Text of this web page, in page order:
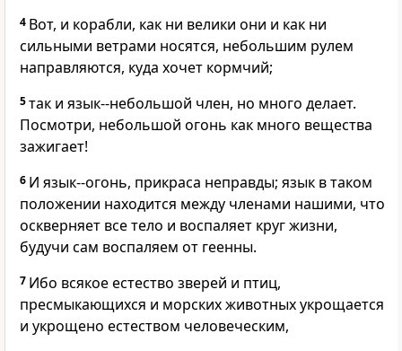
4 Вот, и корабли, как ни велики они и как ни
сильными ветрами носятся, небольшим рулем
направляются, куда хочет кормчий;
5так и язык--небольшой член, но много делает.
Посмотри, небольшой огонь как много вещества
зажигает!
6 И язык--огонь, прикраса неправды; язык в таком
положении находится между членами нашими, что
оскверняет все тело и воспаляет круг жизни,
будучи сам воспаляем от геенны.
7 Ибо всякое естество зверей и птиц,
пресмыкающихся и морских животных укрощается
и укрощено естеством человеческим,